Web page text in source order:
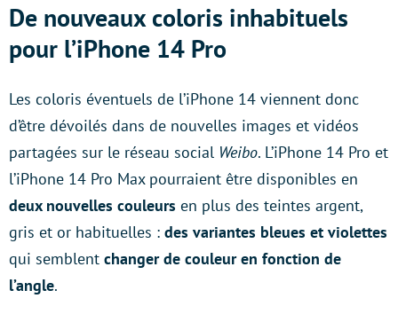
De nouveaux coloris inhabituels
pour l’iPhone 14 Pro
Les coloris éventuels de l’iPhone 14 viennent donc
d’être dévoilés dans de nouvelles images et vidéos
partagées sur le réseau social Weibo. L’iPhone 14 Pro et
l’iPhone 14 Pro Max pourraient être disponibles en
deux nouvelles couleurs en plus des teintes argent,
gris et or habituelles : des variantes bleues et violettes
qui semblent changer de couleur en fonction de
l’angle.